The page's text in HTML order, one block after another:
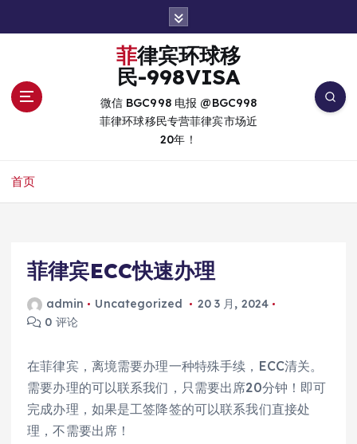
菲律宾环球移
民-998VISA
微信 BGC998 电报 @BGC998
菲律环球移民专营菲律宾市场近
20年！
首页
菲律宾ECC快速办理
admin Uncategorized
20 3 月, 2024
0 评论
在菲律宾，离境需要办理一种特殊手续，ECC清关。
需要办理的可以联系我们，只需要出席20分钟！即可
完成办理，如果是工签降签的可以联系我们直接处
理，不需要出席！